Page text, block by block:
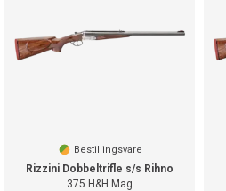
Bestillingsvare
Rizzini Dobbeltrifle s/s Rihno
375 H&H Mag